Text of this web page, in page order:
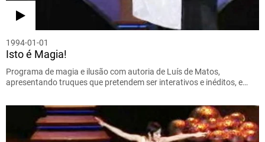
1994-01-01
Isto é Magia!
Programa de magia e ilusão com autoria de Luís de Matos,
apresentando truques que pretendem ser interativos e inéditos, e…